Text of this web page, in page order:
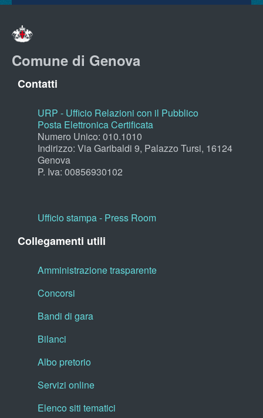
Comune di Genova
Contatti
URP - Ufficio Relazioni con il Pubblico
Posta Elettronica Certificata
Numero Unico: 010.1010
Indirizzo: Via Garibaldi 9, Palazzo Tursi, 16124
Genova
P. Iva: 00856930102
Ufficio stampa - Press Room
Collegamenti utili
Amministrazione trasparente
Concorsi
Bandi di gara
Bilanci
Albo pretorio
Servizi online
Elenco siti tematici